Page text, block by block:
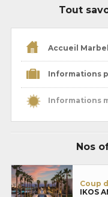
Tout
Accueil
Informations
Informations
Nos
Coup
IKOS